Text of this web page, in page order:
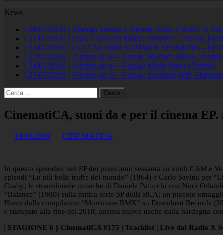
News
[ 28/07/2026 ] Albergo Savoia :: Simone Azzu al Radio X
[ 21/07/2026 ] Joyce Lussu tra fronti e frontiere :: Alessia
[ 31/07/2026 ] JAZZ ALARM SUMMER SESSIONS –
[ 27/07/2026 ] Tempus de oi – Fainas: Myriam Mereu
[ 24/07/2026 ] Tempus de oi – Fainas: Maria Barca (Ottana)
[ 23/07/2026 ] Tempus de oi – Fainas: Jonathan della
Ricerca
per:
CinematiCA, suoni da e per il cinema EP.
10/01/2019 CINEMATICA
In questo episodio: rari EP dei primi anni sessanta su vinili CAM e
episodi “Le più belle truffe del mondo” (1964) e Carlo Savina per
Cosby; le straordinarie musiche di Daniele Patucchi con Nora
“Balance” (1980) sulla mitica serie SP della RCA; un piccolo
Phazz dalla compilation “Morricone RMX” su Downbeat Records
e stampato alla fine del 2018; ancora nuove uscite dalla Sardegna
| STAGIONE 6 || CinematiCA #175 | Tracklist | Live dal Radio X